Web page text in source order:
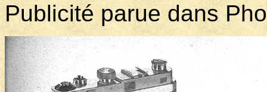
Publicité parue dans